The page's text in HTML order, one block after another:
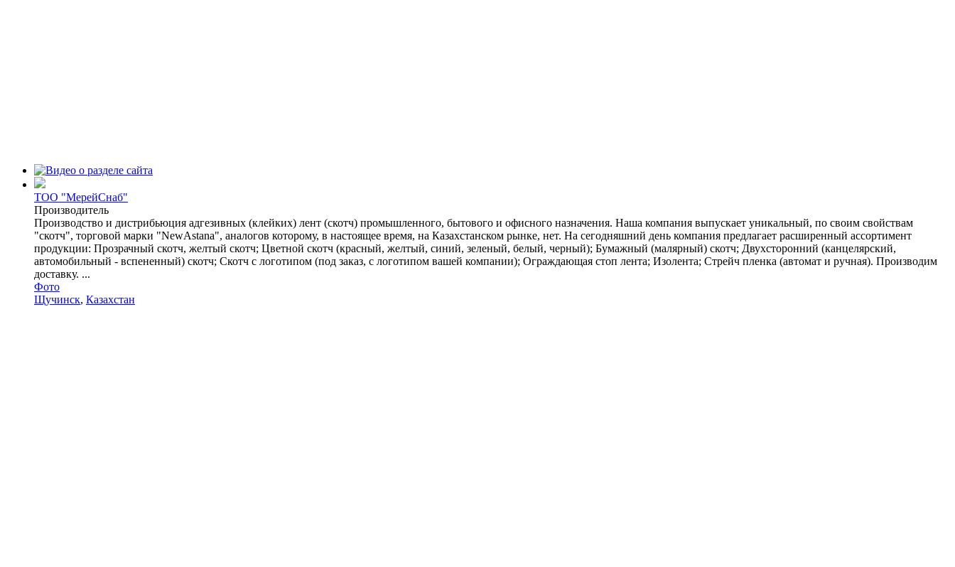
ТОО "МерейСнаб"
Производитель
Производство и дистрибьюция адгезивных (клейких) лент (скотч) промышленного, бытового и офисного назначения. Наша компания выпускает уникальный, по своим свойствам
"скотч", торговой марки "NewAstana", аналогов которому, в настоящее время, на Казахстанском рынке, нет. На сегодняшний день компания предлагает расширенный ассортимент
продукции: Прозрачный скотч, желтый скотч; Цветной скотч (красный, желтый, синий, зеленый, белый, черный); Бумажный (малярный) скотч; Двухсторонний (канцелярский,
автомобильный - вспененный) скотч; Скотч с логотипом (под заказ, с логотипом вашей компании); Ограждающая стоп лента; Изолента; Стрейч пленка (автомат и ручная). Производим
доставку. ...
Фото
Щучинск, Казахстан